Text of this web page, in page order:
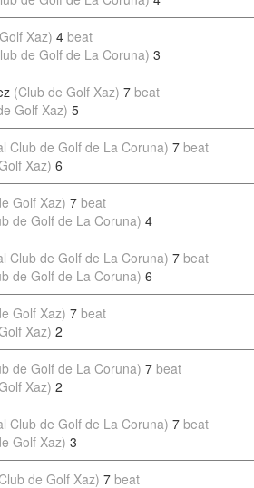
Xaz) 4 beat
de Golf de La Coruna) 3
(Club de Golf Xaz) 7 beat
Golf Xaz) 5
Club de Golf de La Coruna) 7 beat
Xaz) 6
Golf Xaz) 7 beat
de Golf de La Coruna) 4
Club de Golf de La Coruna) 7 beat
de Golf de La Coruna) 6
Golf Xaz) 7 beat
Xaz) 2
de Golf de La Coruna) 7 beat
Xaz) 2
Club de Golf de La Coruna) 7 beat
Golf Xaz) 3
de Golf Xaz) 7 beat